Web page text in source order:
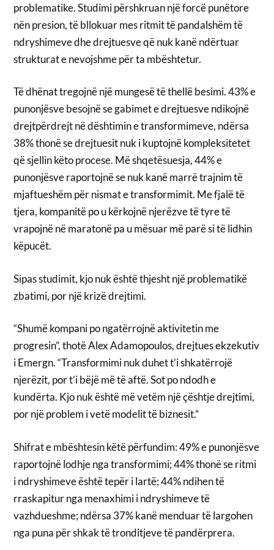
problematike. Studimi përshkruan një forcë punëtore
nën presion, të bllokuar mes ritmit të pandalshëm të
ndryshimeve dhe drejtuesve që nuk kanë ndërtuar
strukturat e nevojshme për ta mbështetur.
Të dhënat tregojnë një mungesë të thellë besimi. 43% e
punonjësve besojnë se gabimet e drejtuesve ndikojnë
drejtpërdrejt në dështimin e transformimeve, ndërsa
38% thonë se drejtuesit nuk i kuptojnë kompleksitetet
që sjellin këto procese. Më shqetësuesja, 44% e
punonjësve raportojnë se nuk kanë marrë trajnim të
mjaftueshëm për nismat e transformimit. Me fjalë të
tjera, kompanitë po u kërkojnë njerëzve të tyre të
vrapojnë në maratonë pa u mësuar më parë si të lidhin
këpucët.
Sipas studimit, kjo nuk është thjesht një problematikë
zbatimi, por një krizë drejtimi.
“Shumë kompani po ngatërrojnë aktivitetin me
progresin”, thotë Alex Adamopoulos, drejtues ekzekutiv
i Emergn. “Transformimi nuk duhet t’i shkatërrojë
njerëzit, por t’i bëjë më të aftë. Sot po ndodh e
kundërta. Kjo nuk është më vetëm një çështje drejtimi,
por një problem i vetë modelit të biznesit.”
Shifrat e mbështesin këtë përfundim: 49% e punonjësve
raportojnë lodhje nga transformimi; 44% thonë se ritmi
i ndryshimeve është tepër i lartë; 44% ndihen të
rraskapitur nga menaxhimi i ndryshimeve të
vazhdueshme; ndërsa 37% kanë menduar të largohen
nga puna për shkak të tronditjeve të pandërprera.